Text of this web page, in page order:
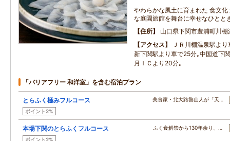
やわらかな風土に育まれた 食文
な庭園旅館を舞台に幸せなひとと
住所
山口県下関市豊浦町川棚
アクセス
ＪＲ川棚温泉駅よ
新下関駅より車で25分｡中国道下
月ＩＣより20分｡
「バリアフリー 和洋室」を含む宿泊プラン
とらふく極みフルコース
ポイント2%
美食家・北大路魯山人が「天…
本場下関のとらふくフルコース
ポイント2%
ふく食解禁から130年余り、…